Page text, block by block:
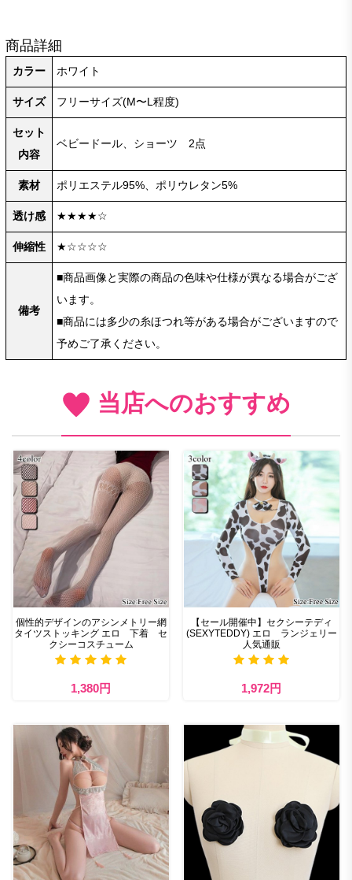
商品詳細
カラー ホワイト
サイズ フリーサイズ(M〜L程度)
セット
内容
ベビードール、ショーツ 2点
素材 ポリエステル95%、ポリウレタン5%
透け感 ★★★★☆
伸縮性 ★☆☆☆☆
備考
■商品画像と実際の商品の色味や仕様が異なる場合がござ
います。
■商品には多少の糸ほつれ等がある場合がございますので
予めご了承ください。
当店へのおすすめ
個性的デザインのアシンメトリー網
タイツストッキング エロ 下着 セ
クシーコスチューム
1,380円
【セール開催中】セクシーテディ
(SEXYTEDDY) エロ ランジェリー
人気通販
1,972円